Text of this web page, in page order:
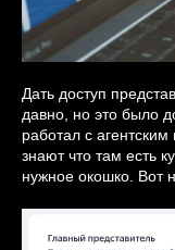
Дать доступ
давно, но это было
работал с
знают что там есть
нужное окошко. Вот